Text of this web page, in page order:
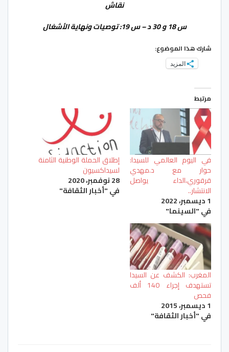
نقاش
س 18 و 30 د – س 19: توصيات ونهاية الأشغال
شارك هذا الموضوع:
المزيد
مرتبط
في اليوم العالمي للسيدا:
حوار مع د.مهدي
قرقوري،الداء يواصل
الانتشار..
1 ديسمبر، 2022
في "السينما"
إطلاق الحملة الوطنية الثامنة
لسيداكسيون
28 نوفمبر، 2020
في "أخبار الثقافة"
المغرب: الكشف عن السيدا
تستهدف إجراء 140 ألف
فحص
1 ديسمبر، 2015
في "أخبار الثقافة"